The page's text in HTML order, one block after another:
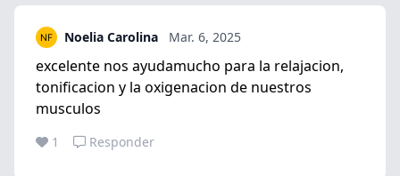
Noelia Carolina Mar. 6, 2025
excelente nos ayudamucho para la relajacion,
tonificacion y la oxigenacion de nuestros
musculos
1 Responder